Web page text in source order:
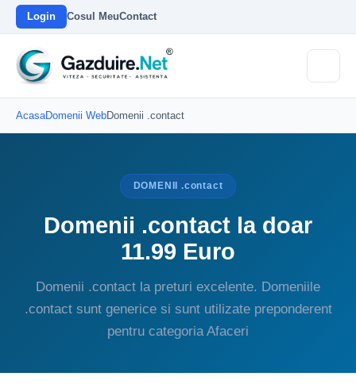
Login Cosul MeuContact
AcasaDomenii WebDomenii .contact
DOMENII .contact
Domenii .contact la doar
11.99 Euro
Domenii .contact la preturi excelente. Domeniile
.contact sunt generice si sunt utilizate preponderent
pentru categoria Afaceri